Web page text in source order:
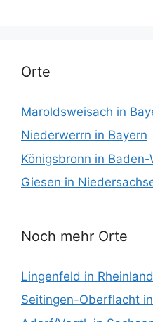
Orte
Maroldsweisach in
Niederwerrn in Bayern
Königsbronn in
Giesen in
Noch mehr Orte
Lingenfeld in
Seitingen-Oberflacht